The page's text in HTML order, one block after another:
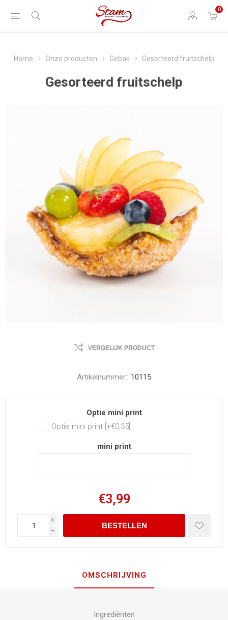
0
Home Onze producten Gebak Gesorteerd fruitschelp
Gesorteerd fruitschelp
VERGELIJK PRODUCT
Artikelnummer:: 10115
Optie mini print
Optie mini print [+€0,35]
mini print
€3,99
i
h
OMSCHRIJVING
Ingrediënten